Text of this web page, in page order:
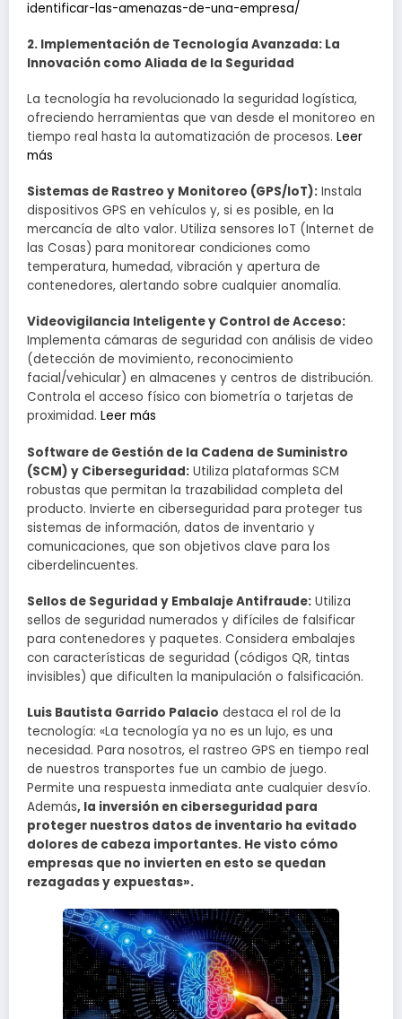
identificar-las-amenazas-de-una-empresa/
2. Implementación de Tecnología Avanzada: La
Innovación como Aliada de la Seguridad
La tecnología ha revolucionado la seguridad logística,
ofreciendo herramientas que van desde el monitoreo en
tiempo real hasta la automatización de procesos. Leer
más
Sistemas de Rastreo y Monitoreo (GPS/IoT): Instala
dispositivos GPS en vehículos y, si es posible, en la
mercancía de alto valor. Utiliza sensores IoT (Internet de
las Cosas) para monitorear condiciones como
temperatura, humedad, vibración y apertura de
contenedores, alertando sobre cualquier anomalía.
Videovigilancia Inteligente y Control de Acceso:
Implementa cámaras de seguridad con análisis de video
(detección de movimiento, reconocimiento
facial/vehicular) en almacenes y centros de distribución.
Controla el acceso físico con biometría o tarjetas de
proximidad. Leer más
Software de Gestión de la Cadena de Suministro
(SCM) y Ciberseguridad: Utiliza plataformas SCM
robustas que permitan la trazabilidad completa del
producto. Invierte en ciberseguridad para proteger tus
sistemas de información, datos de inventario y
comunicaciones, que son objetivos clave para los
ciberdelincuentes.
Sellos de Seguridad y Embalaje Antifraude: Utiliza
sellos de seguridad numerados y difíciles de falsificar
para contenedores y paquetes. Considera embalajes
con características de seguridad (códigos QR, tintas
invisibles) que dificulten la manipulación o falsificación.
Luis Bautista Garrido Palacio destaca el rol de la
tecnología: «La tecnología ya no es un lujo, es una
necesidad. Para nosotros, el rastreo GPS en tiempo real
de nuestros transportes fue un cambio de juego.
Permite una respuesta inmediata ante cualquier desvío.
Además, la inversión en ciberseguridad para
proteger nuestros datos de inventario ha evitado
dolores de cabeza importantes. He visto cómo
empresas que no invierten en esto se quedan
rezagadas y expuestas».